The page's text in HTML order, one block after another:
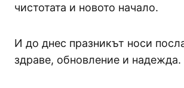
чистотата и новото начало.
И до днес празникът носи
здраве, обновление и надежда.